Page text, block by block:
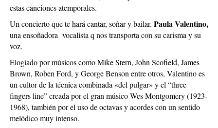
estas canciones atemporales.
Un concierto que te hará cantar, soñar y bailar. Paula Valentino,
una ensoñadora vocalista q nos transporta con su carisma y su
voz.
Elogiado por músicos como Mike Stern, John Scofield, James
Brown, Roben Ford, y George Benson entre otros, Valentino es
un cultor de la técnica combinada «del pulgar» y el “three
fingers line” creada por el gran músico Wes Montgomery (1923-
1968), también por el uso de octavas y acordes con un sentido
melódico muy intenso.